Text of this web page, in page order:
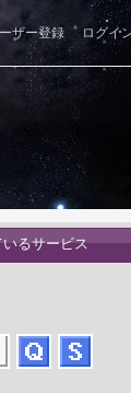
ザー登録 ログイ
るサービス